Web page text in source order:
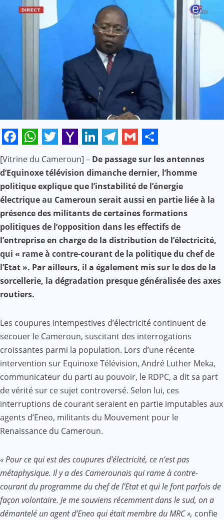
Facebook
WhatsApp
Twitter
Yahoo
Mail
LinkedIn
Telegram
GmailShare
[Vitrine du Cameroun] – De passage sur les antennes
d’Equinoxe télévision dimanche dernier, l’homme
politique explique que l’instabilité de l’énergie
électrique au Cameroun serait aussi en partie liée à la
présence des militants de certaines formations
politiques de l’opposition dans les effectifs de
l’entreprise en charge de la distribution de l’électricité,
qui « rame à contre-courant de la politique du chef de
l’Etat ». Par ailleurs, il a également mis sur le dos de la
sorcellerie, la dégradation presque généralisée des axes
routiers.
Les coupures intempestives d’électricité continuent de
secouer le Cameroun, suscitant des interrogations
croissantes parmi la population. Lors d’une récente
intervention sur Equinoxe Télévision, André Luther Meka,
communicateur du parti au pouvoir, le RDPC, a dit sa part
de vérité sur ce sujet controversé. Selon lui, ces
interruptions de courant seraient en partie imputables aux
agents d’Eneo, militants du Mouvement pour le
Renaissance du Cameroun.
« Pour ce qui est des coupures d’électricité, ce n’est pas
métaphysique. Il y a des Camerounais qui rame à contre-
courant du programme du chef de l’Etat et qui le font parfois de
façon volontaire. Je me souviens récemment dans le sud, on a
démantelé un agent d’Eneo qui était membre du MRC », confie